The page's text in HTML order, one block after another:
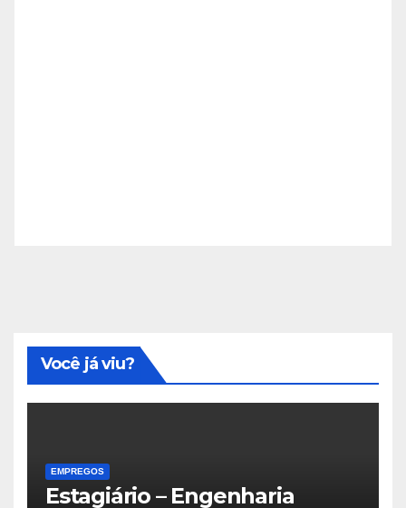
Você já viu?
EMPREGOS
Estagiário – Engenharia